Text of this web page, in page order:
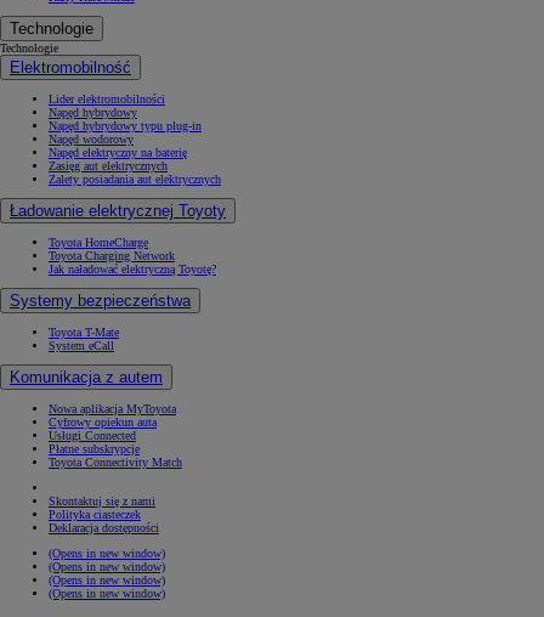
Technologie
Technologie
Elektromobilność
Lider elektromobilności
Napęd hybrydowy
Napęd hybrydowy typu plug-in
Napęd wodorowy
Napęd elektryczny na baterię
Zasięg aut elektrycznych
Zalety posiadania aut elektrycznych
Ładowanie elektrycznej Toyoty
Toyota HomeCharge
Toyota Charging Network
Jak naładować elektryczną Toyotę?
Systemy bezpieczeństwa
Toyota T-Mate
System eCall
Komunikacja z autem
Nowa aplikacja MyToyota
Cyfrowy opiekun auta
Usługi Connected
Płatne subskrypcje
Toyota Connectivity Match
Skontaktuj się z nami
Polityka ciasteczek
Deklaracja dostępności
(Opens in new window)
(Opens in new window)
(Opens in new window)
(Opens in new window)